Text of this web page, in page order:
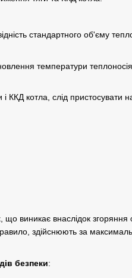
стандартного об'єму
температури
котла, слід пристосувати
виникає внаслідок згоряння
здійснюють за
безпеки: